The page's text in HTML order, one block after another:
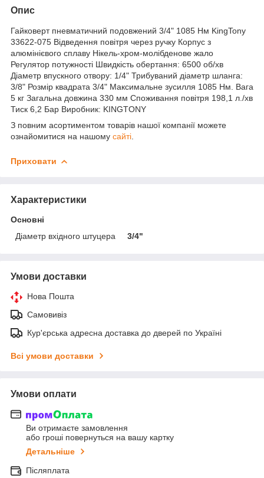
Опис
Гайковерт пневматичний подовжений 3/4" 1085 Нм KingTony
33622-075 Відведення повітря через ручку Корпус з
алюмінієвого сплаву Нікель-хром-молібденове жало
Регулятор потужності Швидкість обертання: 6500 об/хв
Діаметр впускного отвору: 1/4" Трибуваний діаметр шланга:
3/8" Розмір квадрата 3/4" Максимальне зусилля 1085 Нм. Вага
5 кг Загальна довжина 330 мм Споживання повітря 198,1 л./хв
Тиск 6,2 Бар Виробник: KINGTONY
З повним асортиментом товарів нашої компанії можете
ознайомитися на нашому сайті
Приховати
Характеристики
Основні
Діаметр вхідного штуцера
3/4"
Умови доставки
Нова Пошта
Самовивіз
Кур'єрська адресна доставка до дверей по Україні
Всі умови доставки
Умови оплати
Ви отримаєте замовлення
або гроші повернуться на вашу картку
Детальніше
Післяплата